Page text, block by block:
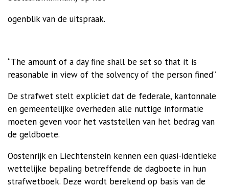
ogenblik van de uitspraak.
“The amount of a day fine shall be set so that it is
reasonable in view of the solvency of the person fined”
De strafwet stelt expliciet dat de federale, kantonnale
en gemeentelijke overheden alle nuttige informatie
moeten geven voor het vaststellen van het bedrag van
de geldboete.
Oostenrijk en Liechtenstein kennen een quasi-identieke
wettelijke bepaling betreffende de dagboete in hun
strafwetboek. Deze wordt berekend op basis van de